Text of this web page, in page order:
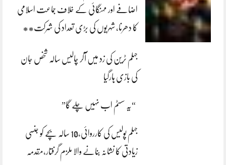
اضافے اور مہنگائی کے خلاف جماعت اسلامی
کا دھرنا، شہریوں کی بڑی تعداد کی شرکت**
جہلم ٹرین کی زد میں آکر چالیس سالہ شخص جان
کی بازی ہارگیا
“یہ سسٹم اب نہیں چلے گا”
جہلم پولیس کی کارروائی،10 سالہ بچے کو جنسی
زیادتی کا نشانہ بنانے والا ملزم گرفتار،مقدمہ